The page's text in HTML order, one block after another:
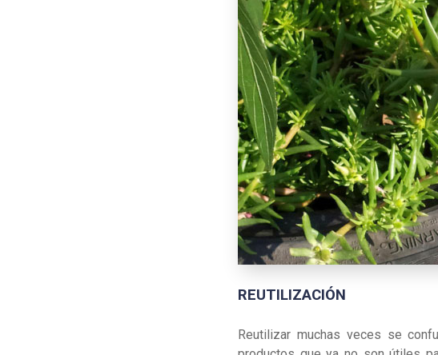
REUTILIZACIÓN
Reutilizar muchas veces se